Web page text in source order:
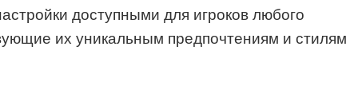
доступными для игроков любого
их уникальным предпочтениям и стилям